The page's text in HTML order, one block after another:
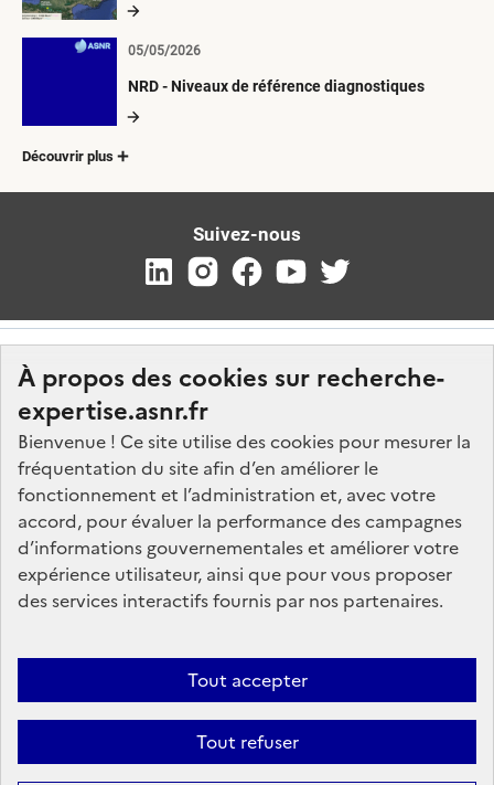
À propos des cookies sur recherche-
expertise.asnr.fr
Bienvenue ! Ce site utilise des cookies pour mesurer la
fréquentation du site afin d’en améliorer le
fonctionnement et l’administration et, avec votre
accord, pour évaluer la performance des campagnes
d’informations gouvernementales et améliorer votre
expérience utilisateur, ainsi que pour vous proposer
des services interactifs fournis par nos partenaires.
Tout accepter
Tout refuser
NRD - Niveaux de référence diagnostiques
05/05/2026
Découvrir plus
Suivez-nous
Nos marchés
Nos offres d'emploi
FAQ
Glossaire
Plan du site